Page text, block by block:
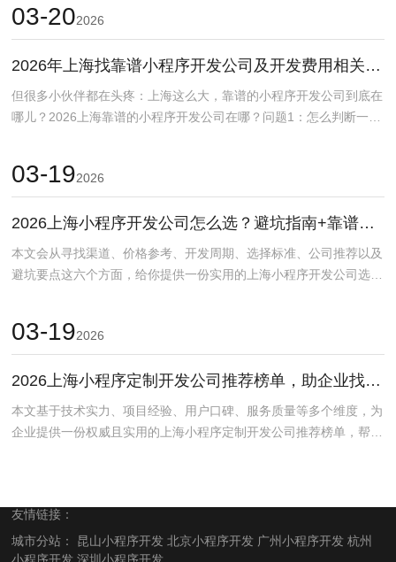
03-202026
2026年上海找靠谱小程序开发公司及开发费用相关问题解答
但很多小伙伴都在头疼：上海这么大，靠谱的小程序开发公司到底在
哪儿？2026上海靠谱的小程序开发公司在哪？问题1：怎么判断一家
03-192026
2026上海小程序开发公司怎么选？避坑指南+靠谱报价参考
本文会从寻找渠道、价格参考、开发周期、选择标准、公司推荐以及
避坑要点这六个方面，给你提供一份实用的上海小程序开发公司选择
03-192026
2026上海小程序定制开发公司推荐榜单，助企业找靠谱伙伴
本文基于技术实力、项目经验、用户口碑、服务质量等多个维度，为
企业提供一份权威且实用的上海小程序定制开发公司推荐榜单，帮助
友情链接：
城市分站： 昆山小程序开发 北京小程序开发 广州小程序开发 杭州